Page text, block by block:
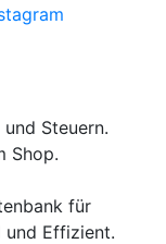
Steuern.
Shop.
für
und Effizient.